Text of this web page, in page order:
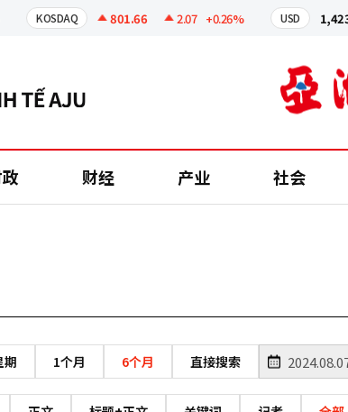
KOSDAQ 801.66 2.07 +0.26% USD
财经 产业 社会
期 1个月 6个月 直接搜索